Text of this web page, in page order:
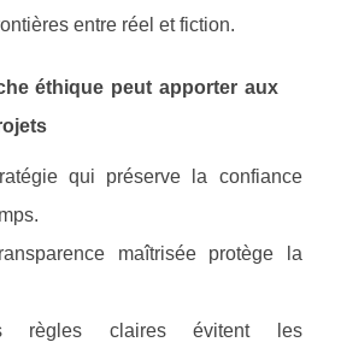
entre réel et fiction.
éthique peut apporter aux
qui préserve la confiance
maîtrisée protège la
règles claires évitent les